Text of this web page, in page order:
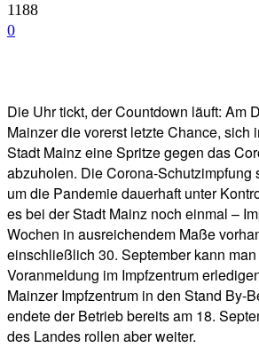
1188
0
Die Uhr tickt, der Countdown läuft: Am
Mainzer die vorerst letzte Chance, sich
Stadt Mainz eine Spritze gegen das
abzuholen. Die Corona-Schutzimpfung
um die Pandemie dauerhaft unter
es bei der Stadt Mainz noch einmal –
Wochen in ausreichendem Maße
einschließlich 30. September kann
Voranmeldung im Impfzentrum
Mainzer Impfzentrum in den Stand By-
endete der Betrieb bereits am 18.
des Landes rollen aber weiter.